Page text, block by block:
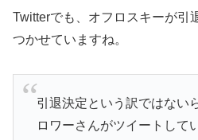
Twitterでも、オフロスキーが引
つかせていますね。
引退決定という訳ではない
ロワーさんがツイートして